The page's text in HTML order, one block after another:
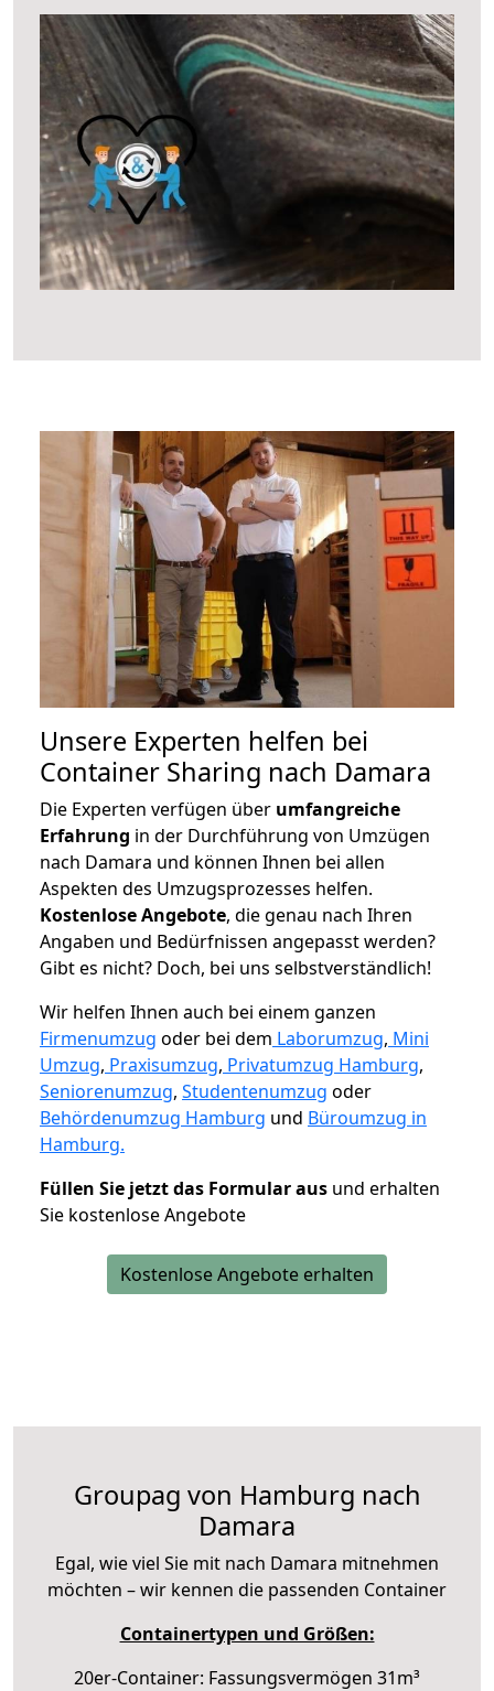
Unsere Experten helfen bei
Container Sharing nach Damara
Die Experten verfügen über umfangreiche
Erfahrung in der Durchführung von Umzügen
nach Damara und können Ihnen bei allen
Aspekten des Umzugsprozesses helfen.
Kostenlose Angebote, die genau nach Ihren
Angaben und Bedürfnissen angepasst werden?
Gibt es nicht? Doch, bei uns selbstverständlich!
Wir helfen Ihnen auch bei einem ganzen
Firmenumzug oder bei dem Laborumzug, Mini
Umzug, Praxisumzug, Privatumzug Hamburg,
Seniorenumzug, Studentenumzug oder
Behördenumzug Hamburg und Büroumzug in
Hamburg.
Füllen Sie jetzt das Formular aus und erhalten
Sie kostenlose Angebote
Kostenlose Angebote erhalten
Groupag von Hamburg nach
Damara
Egal, wie viel Sie mit nach Damara mitnehmen
möchten – wir kennen die passenden Container
Containertypen und Größen:
20er-Container: Fassungsvermögen 31m³